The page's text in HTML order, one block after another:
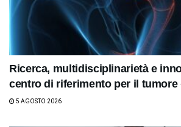
Ricerca, multidisciplinarietà e
centro di riferimento per il tumore
5 AGOSTO 2026